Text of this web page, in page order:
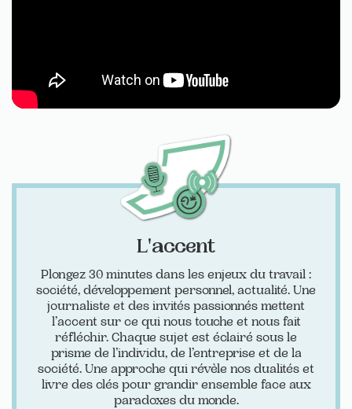
L'accent
Plongez 30 minutes dans les enjeux du travail :
société, développement personnel, actualité. Une
journaliste et des invités passionnés mettent
l’accent sur ce qui nous touche et nous fait
réfléchir. Chaque sujet est éclairé sous le
prisme de l’individu, de l’entreprise et de la
société. Une approche qui révèle nos dualités et
livre des clés pour grandir ensemble face aux
paradoxes du monde.